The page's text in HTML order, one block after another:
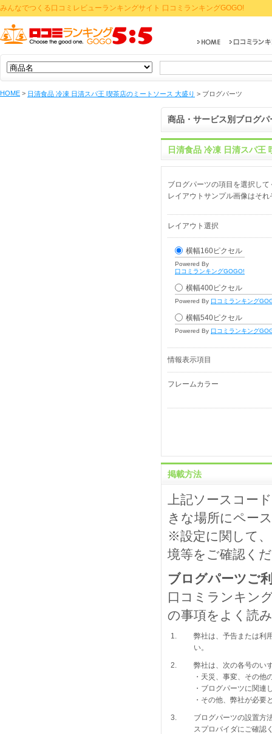
みんなでつくる口コミレビューランキングサイト 口コミランキングGOGO!
HOME > 日清食品 冷凍 日清スパ王 喫茶店のミートソース 大盛り > ブログパーツ
商品・サービス別ブログパ
日清食品 冷凍 日清スパ
ブログパーツの項目を選択して
レイアウトサンプル画像はそ
レイアウト選択
横幅160ピクセル
Powered By
口コミランキングGOGO!
横幅400ピクセル
Powered By 口コミランキング
横幅540ピクセル
Powered By 口コミランキング
情報表示項目
フレームカラー
掲載方法
上記ソースコー
きな場所にペー
※設定に関して
境等をご確認く
ブログパーツご
口コミランキン
の事項をよく読
1.
弊社は、予告または利
い。
2.
弊社は、次の各号のい
・天災、事変、その他
・ブログパーツに関連
・その他、弊社が必要
3.
ブログパーツの設置方
スプロバイダにご確認